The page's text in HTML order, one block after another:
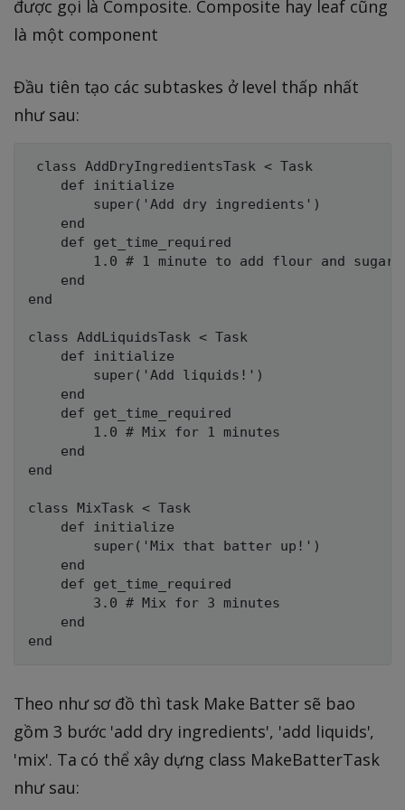
được gọi là Composite. Composite hay leaf cũng
là một component
Đầu tiên tạo các subtaskes ở level thấp nhất
như sau:
class AddDryIngredientsTask < Task
    def initialize
        super('Add dry ingredients')
    end
    def get_time_required
        1.0 # 1 minute to add flour and sugar
    end
end
class AddLiquidsTask < Task
    def initialize
        super('Add liquids!')
    end
    def get_time_required
        1.0 # Mix for 1 minutes
    end
end
class MixTask < Task
    def initialize
        super('Mix that batter up!')
    end
    def get_time_required
        3.0 # Mix for 3 minutes
    end
Theo như sơ đồ thì task Make Batter sẽ bao
gồm 3 bước 'add dry ingredients', 'add liquids',
'mix'. Ta có thể xây dựng class MakeBatterTask
như sau: